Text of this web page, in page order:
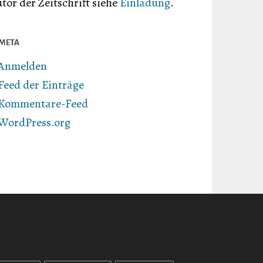
der Einträge
Feed